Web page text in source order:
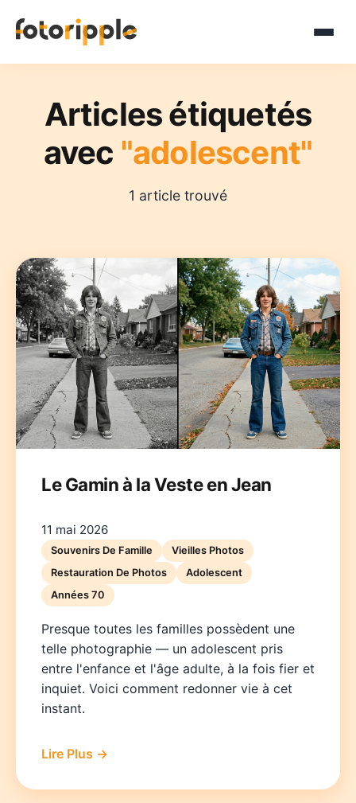
NederlandsPolskiPortuguês한국어
Articles étiquetés
avec "adolescent"
1 article trouvé
Le Gamin à la Veste en Jean
11 mai 2026
Souvenirs De Famille
Vieilles Photos
Restauration De Photos
Adolescent
Années 70
Presque toutes les familles possèdent une
telle photographie — un adolescent pris
entre l'enfance et l'âge adulte, à la fois fier et
inquiet. Voici comment redonner vie à cet
instant.
Lire Plus →